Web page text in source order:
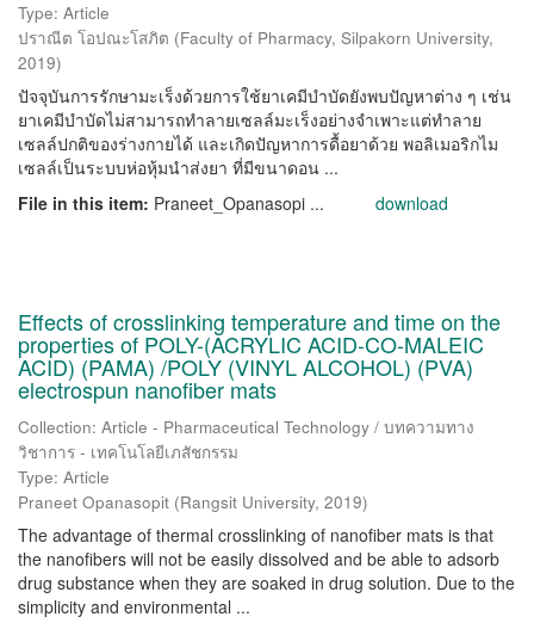
Type: Article
ปราณีต โอปณะโสภิต (Faculty of Pharmacy, Silpakorn University,
2019)
ปัจจุบันการรักษามะเร็งด้วยการใช้ยาเคมีบำบัดยังพบปัญหาต่าง ๆ เช่น
ยาเคมีบำบัดไม่สามารถทำลายเซลล์มะเร็งอย่างจำเพาะแต่ทำลาย
เซลล์ปกติของร่างกายได้ และเกิดปัญหาการดื้อยาด้วย พอลิเมอริกไม
เซลล์เป็นระบบห่อหุ้มนำส่งยา ที่มีขนาดอน ...
File in this item: Praneet_Opanasopi ... download
Effects of crosslinking temperature and time on the
properties of POLY-(ACRYLIC ACID-CO-MALEIC
ACID) (PAMA) /POLY (VINYL ALCOHOL) (PVA)
electrospun nanofiber mats
Collection: Article - Pharmaceutical Technology / บทความทาง
วิชาการ - เทคโนโลยีเภสัชกรรม
Type: Article
Praneet Opanasopit (Rangsit University, 2019)
The advantage of thermal crosslinking of nanofiber mats is that
the nanofibers will not be easily dissolved and be able to adsorb
drug substance when they are soaked in drug solution. Due to the
simplicity and environmental ...